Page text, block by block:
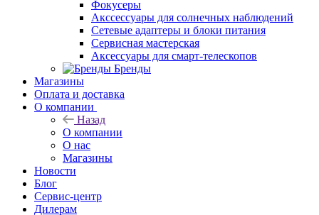
Фокусеры
Акссессуары для солнечных наблюдений
Сетевые адаптеры и блоки питания
Сервисная мастерская
Аксессуары для смарт-телескопов
Бренды
Магазины
Оплата и доставка
О компании
Назад
О компании
О нас
Магазины
Новости
Блог
Сервис-центр
Дилерам